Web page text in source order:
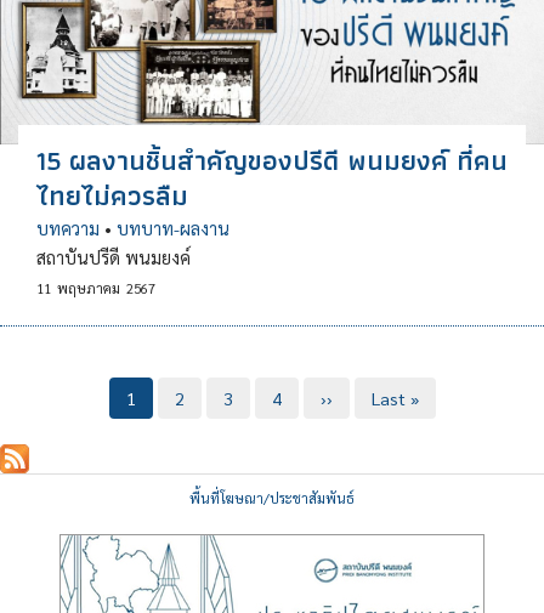
15 ผลงานชิ้นสำคัญของปรีดี พนมยงค์ ที่คน
ไทยไม่ควรลืม
บทความ • บทบาท-ผลงาน
สถาบันปรีดี พนมยงค์
11 พฤษภาคม 2567
Pagination
Current
1 Page
2 Page
3 Page
4
Next
››
Last
Last »
พื้นที่โฆษณา/ประชาสัมพันธ์